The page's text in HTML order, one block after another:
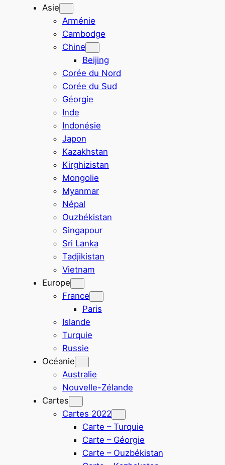
Asie
Arménie
Cambodge
Chine
Beijing
Corée du Nord
Corée du Sud
Géorgie
Inde
Indonésie
Japon
Kazakhstan
Kirghizistan
Mongolie
Myanmar
Népal
Ouzbékistan
Singapour
Sri Lanka
Tadjikistan
Vietnam
Europe
France
Paris
Islande
Turquie
Russie
Océanie
Australie
Nouvelle-Zélande
Cartes
Cartes 2022
Carte – Turquie
Carte – Géorgie
Carte – Ouzbékistan